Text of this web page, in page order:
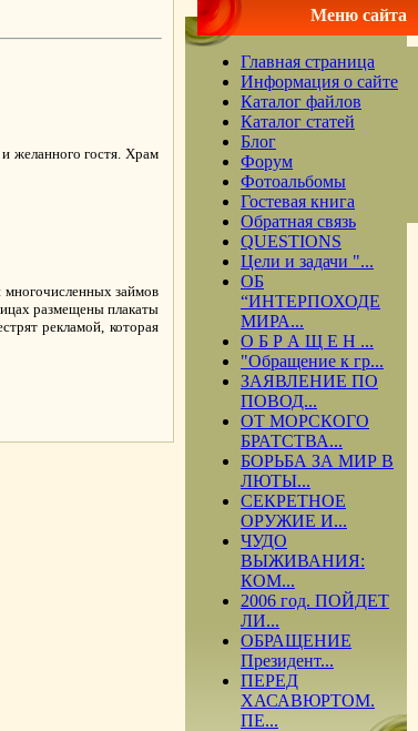
желанного гостя. Храм
многочисленных займов
размещены плакаты
рекламой, которая
Меню сайта
Главная страница
Информация о сайте
Каталог файлов
Каталог статей
Блог
Форум
Фотоальбомы
Гостевая книга
Обратная связь
QUESTIONS
Цели и задачи "...
ОБ
“ИНТЕРПОХОДЕ
МИРА...
О Б Р А Щ Е Н ...
"Обращение к гр...
ЗАЯВЛЕНИЕ ПО
ПОВОД...
ОТ МОРСКОГО
БРАТСТВА...
БОРЬБА ЗА МИР В
ЛЮТЫ...
СЕКРЕТНОЕ
ОРУЖИЕ И...
ЧУДО
ВЫЖИВАНИЯ:
КОМ...
2006 год. ПОЙДЕТ
ЛИ...
ОБРАЩЕНИЕ
Президент...
ПЕРЕД
ХАСАВЮРТОМ.
ПЕ...